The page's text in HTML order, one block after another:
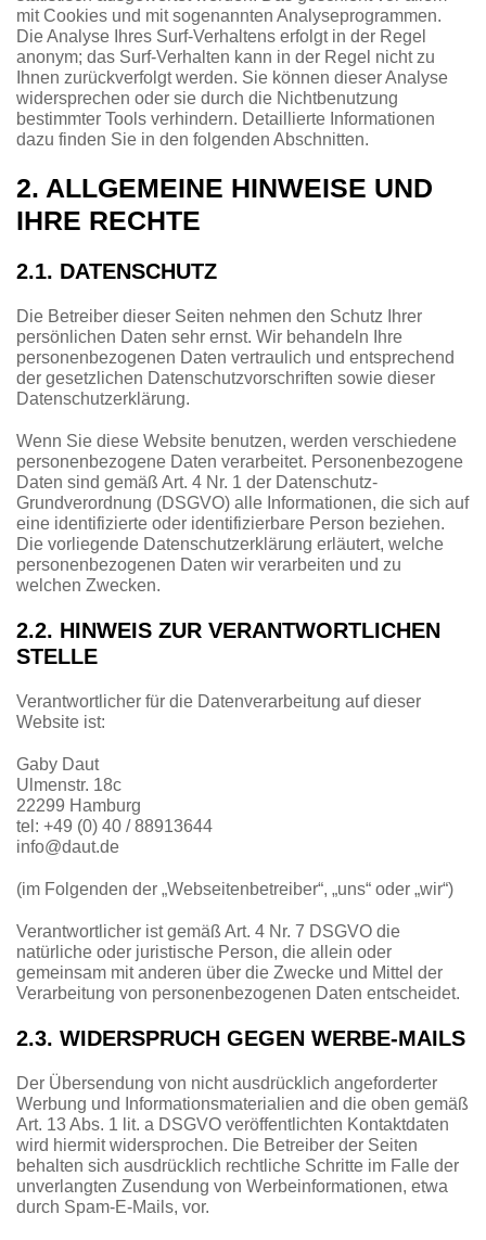
mit Cookies und mit sogenannten Analyseprogrammen.
Die Analyse Ihres Surf-Verhaltens erfolgt in der Regel
anonym; das Surf-Verhalten kann in der Regel nicht zu
Ihnen zurückverfolgt werden. Sie können dieser Analyse
widersprechen oder sie durch die Nichtbenutzung
bestimmter Tools verhindern. Detaillierte Informationen
dazu finden Sie in den folgenden Abschnitten.
2. ALLGEMEINE HINWEISE UND
IHRE RECHTE
2.1. DATENSCHUTZ
Die Betreiber dieser Seiten nehmen den Schutz Ihrer
persönlichen Daten sehr ernst. Wir behandeln Ihre
personenbezogenen Daten vertraulich und entsprechend
der gesetzlichen Datenschutzvorschriften sowie dieser
Datenschutzerklärung.
Wenn Sie diese Website benutzen, werden verschiedene
personenbezogene Daten verarbeitet. Personenbezogene
Daten sind gemäß Art. 4 Nr. 1 der Datenschutz-
Grundverordnung (DSGVO) alle Informationen, die sich auf
eine identifizierte oder identifizierbare Person beziehen.
Die vorliegende Datenschutzerklärung erläutert, welche
personenbezogenen Daten wir verarbeiten und zu
welchen Zwecken.
2.2. HINWEIS ZUR VERANTWORTLICHEN
STELLE
Verantwortlicher für die Datenverarbeitung auf dieser
Website ist:
Gaby Daut
Ulmenstr. 18c
22299 Hamburg
tel: +49 (0) 40 / 88913644
info@daut.de
(im Folgenden der „Webseitenbetreiber“, „uns“ oder „wir“)
Verantwortlicher ist gemäß Art. 4 Nr. 7 DSGVO die
natürliche oder juristische Person, die allein oder
gemeinsam mit anderen über die Zwecke und Mittel der
Verarbeitung von personenbezogenen Daten entscheidet.
2.3. WIDERSPRUCH GEGEN WERBE-MAILS
Der Übersendung von nicht ausdrücklich angeforderter
Werbung und Informationsmaterialien and die oben gemäß
Art. 13 Abs. 1 lit. a DSGVO veröffentlichten Kontaktdaten
wird hiermit widersprochen. Die Betreiber der Seiten
behalten sich ausdrücklich rechtliche Schritte im Falle der
unverlangten Zusendung von Werbeinformationen, etwa
durch Spam-E-Mails, vor.